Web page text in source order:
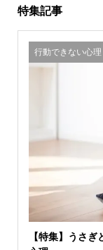
特集記事
行動できない心
【特集】うさ